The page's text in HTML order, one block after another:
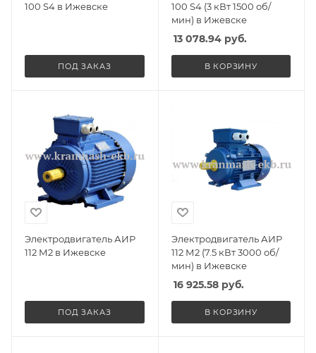
100 S4 в Ижевске
ПОД ЗАКАЗ
100 S4 (3 кВт 1500 об/
мин) в Ижевске
13 078.94руб.
В КОРЗИНУ
Электродвигатель АИР
112 М2 в Ижевске
ПОД ЗАКАЗ
Электродвигатель АИР
112 М2 (7.5 кВт 3000 об/
мин) в Ижевске
16 925.58руб.
В КОРЗИНУ